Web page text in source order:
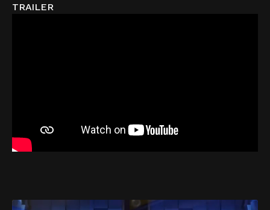
TRAILER